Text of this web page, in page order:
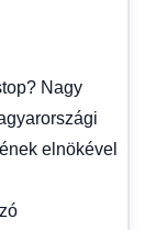
Nagy
elnökével